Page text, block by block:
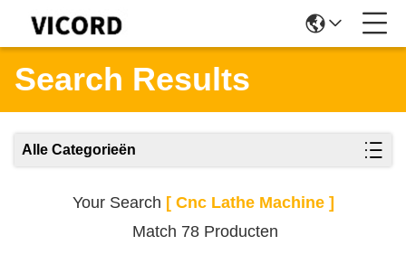
Search Results
Alle Categorieën
Your Search [ Cnc Lathe Machine ]
Match 78 Producten